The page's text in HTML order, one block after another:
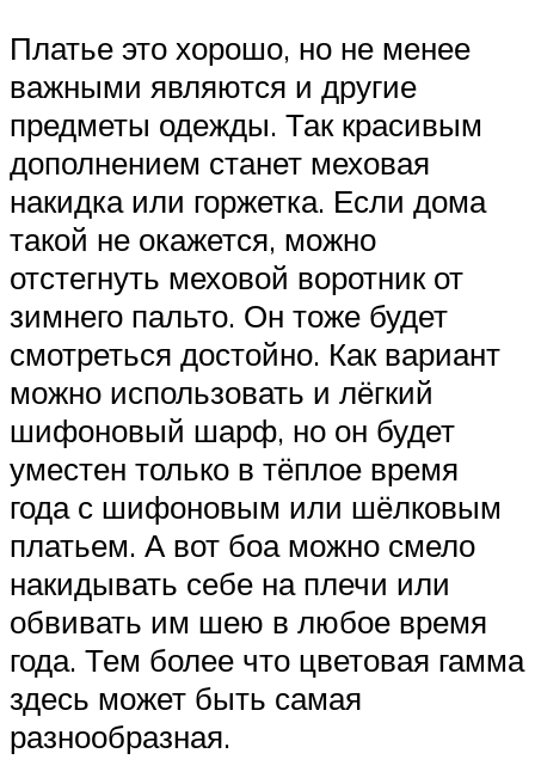
Платье это хорошо, но не менее
важными являются и другие
предметы одежды. Так красивым
дополнением станет меховая
накидка или горжетка. Если дома
такой не окажется, можно
отстегнуть меховой воротник от
зимнего пальто. Он тоже будет
смотреться достойно. Как вариант
можно использовать и лёгкий
шифоновый шарф, но он будет
уместен только в тёплое время
года с шифоновым или шёлковым
платьем. А вот боа можно смело
накидывать себе на плечи или
обвивать им шею в любое время
года. Тем более что цветовая гамма
здесь может быть самая
разнообразная.